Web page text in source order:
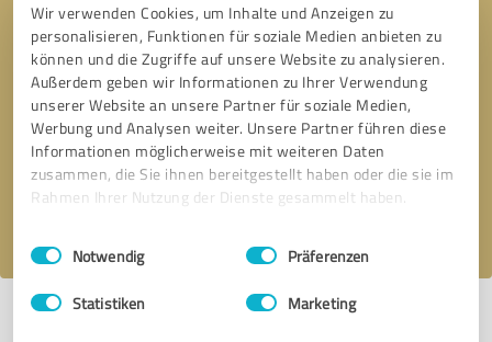
Wir verwenden Cookies, um Inhalte und Anzeigen zu
personalisieren, Funktionen für soziale Medien anbieten zu
können und die Zugriffe auf unsere Website zu analysieren.
Außerdem geben wir Informationen zu Ihrer Verwendung
unserer Website an unsere Partner für soziale Medien,
Werbung und Analysen weiter. Unsere Partner führen diese
Informationen möglicherweise mit weiteren Daten
zusammen, die Sie ihnen bereitgestellt haben oder die sie im
Rahmen Ihrer Nutzung der Dienste gesammelt haben.
Impressum Datenschutzbestimmungen
Einwilligungsauswahl
Notwendig Präferenzen
Statistiken Marketing
Bitte um Rückruf * Erforderliche Angaben
Nachricht senden
Profil aktiv seit 08.05.2019 | Letzte Aktualisierung: 18.07.2026